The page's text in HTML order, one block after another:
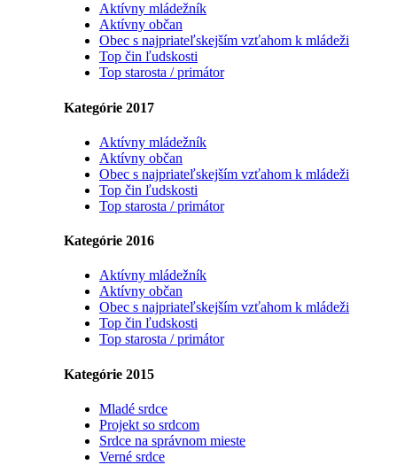
Aktívny mládežník
Aktívny občan
Obec s najpriateľskejším vzťahom k mládeži
Top čin ľudskosti
Top starosta / primátor
Kategórie 2017
Aktívny mládežník
Aktívny občan
Obec s najpriateľskejším vzťahom k mládeži
Top čin ľudskosti
Top starosta / primátor
Kategórie 2016
Aktívny mládežník
Aktívny občan
Obec s najpriateľskejším vzťahom k mládeži
Top čin ľudskosti
Top starosta / primátor
Kategórie 2015
Mladé srdce
Projekt so srdcom
Srdce na správnom mieste
Verné srdce